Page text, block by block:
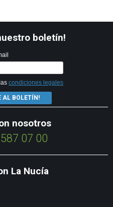
boletín!
condiciones legales
AL BOLETÍN!
nosotros
07 00
La Nucía